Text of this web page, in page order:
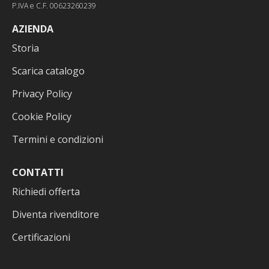
P.IVA e C.F. 00623260239
AZIENDA
Storia
Scarica catalogo
Privacy Policy
Cookie Policy
Termini e condizioni
CONTATTI
Richiedi offerta
Diventa rivenditore
Certificazioni